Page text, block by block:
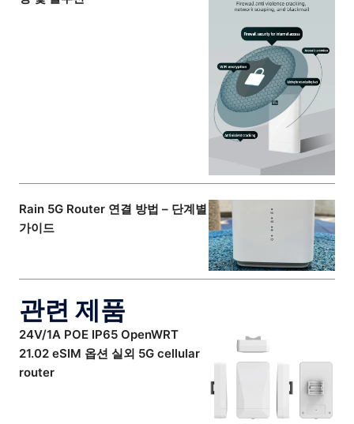
Rain 5G Router 연결 방법 – 단계별
가이드
관련 제품
24V/1A POE IP65 OpenWRT
21.02 eSIM 옵션 실외 5G cellular
router